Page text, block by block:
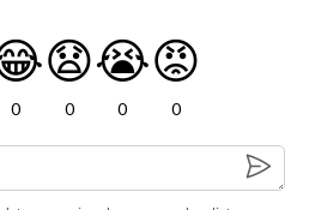
0
😧
0
😭
0
😡
0